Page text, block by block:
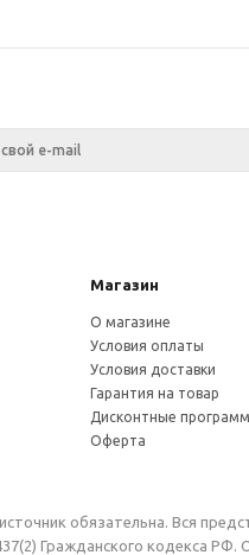
Магазин
О магазине
Условия оплаты
Условия доставки
Гарантия на товар
Дисконтные
Оферта
обязательна. Вся
Гражданского кодекса